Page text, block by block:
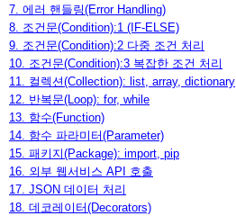
7. 에러 핸들링(Error Handling)
8. 조건문(Condition):1 (IF-ELSE)
9. 조건문(Condition):2 다중 조건 처리
10. 조건문(Condition):3 복잡한 조건 처리
11. 컬렉션(Collection): list, array, dictionary
12. 반복문(Loop): for, while
13. 함수(Function)
14. 함수 파라미터(Parameter)
15. 패키지(Package): import, pip
16. 외부 웹서비스 API 호출
17. JSON 데이터 처리
18. 데코레이터(Decorators)